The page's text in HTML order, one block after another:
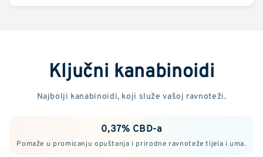
Ključni kanabinoidi
Najbolji kanabinoidi, koji služe vašoj ravnoteži.
0,37% CBD-a
Pomaže u promicanju opuštanja i prirodne ravnoteže tijela i uma.